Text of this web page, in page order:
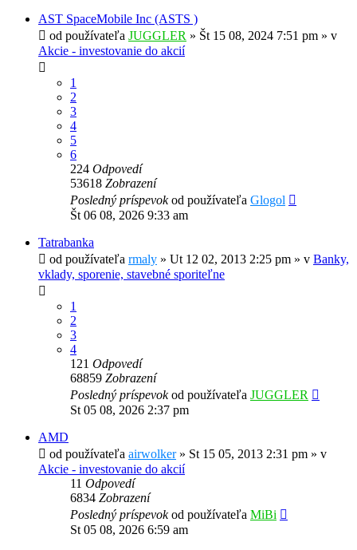
AST SpaceMobile Inc (ASTS )
od používateľa JUGGLER » Št 15 08, 2024 7:51 pm » v
Akcie - investovanie do akcií
1
2
3
4
5
6
224 Odpovedí
53618 Zobrazení
Posledný príspevokod používateľa Glogol
Št 06 08, 2026 9:33 am
Tatrabanka
od používateľa rmaly » Ut 12 02, 2013 2:25 pm » v Banky,
vklady, sporenie, stavebné sporiteľne
1
2
3
4
121 Odpovedí
68859 Zobrazení
Posledný príspevokod používateľa JUGGLER
St 05 08, 2026 2:37 pm
AMD
od používateľa airwolker» St 15 05, 2013 2:31 pm » v
Akcie - investovanie do akcií
11 Odpovedí
6834 Zobrazení
Posledný príspevokod používateľa MiBi
St 05 08, 2026 6:59 am